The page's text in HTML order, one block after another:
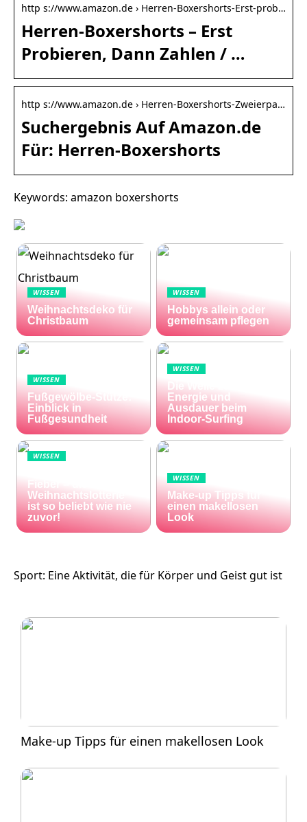
http s://www.amazon.de › Herren-Boxershorts-Erst-prob…
Herren-Boxershorts – Erst
Probieren, Dann Zahlen / …
http s://www.amazon.de › Herren-Boxershorts-Zweierpa…
Suchergebnis Auf Amazon.de
Für: Herren-Boxershorts
Keywords: amazon boxershorts
WISSEN
Weihnachtsdeko für
Christbaum
WISSEN
Hobbys allein oder
gemeinsam pflegen
WISSEN
Fußgewölbe-Stütze:
Einblick in
Fußgesundheit
WISSEN
Die Welle zu Hause:
Energie und
Ausdauer beim
Indoor-Surfing
WISSEN
Fieber – die El Gordo
Weihnachtslotterie
ist so beliebt wie nie
zuvor!
WISSEN
Make-up Tipps für
einen makellosen
Look
Sport: Eine Aktivität, die für Körper und Geist gut ist
Make-up Tipps für einen makellosen Look